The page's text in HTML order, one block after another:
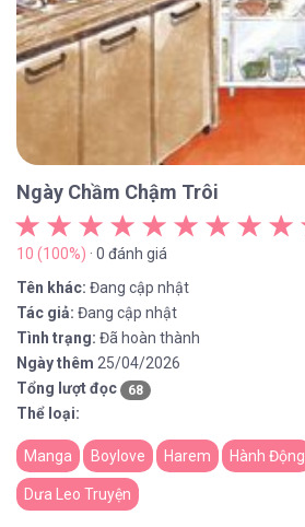
Ngày Chầm Chậm Trôi
10 (100%) · 0 đánh giá
Tên khác: Đang cập nhật
Tác giả: Đang cập nhật
Tình trạng: Đã hoàn thành
Ngày thêm 25/04/2026
Tổng lượt đọc
68
Thể loại:
Manga Boylove Harem Hành Động
Dưa Leo Truyện